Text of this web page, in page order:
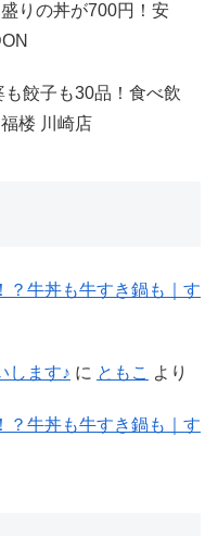
りの丼が700円！安
も餃子も30品！食べ飲
楼 川崎店
？牛丼も牛すき鍋も｜す
します♪ に ともこ より
？牛丼も牛すき鍋も｜す